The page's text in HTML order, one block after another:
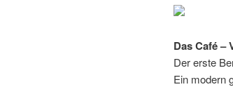
Das Café –
Der erste
Ein modern